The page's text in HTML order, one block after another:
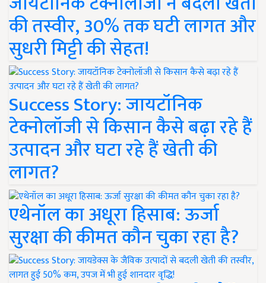
की तस्वीर, 30% तक घटी लागत और
सुधरी मिट्टी की सेहत!
Success Story: जायटॉनिक
टेक्नोलॉजी से किसान कैसे बढ़ा रहे हैं
उत्पादन और घटा रहे हैं खेती की
लागत?
एथेनॉल का अधूरा हिसाब: ऊर्जा
सुरक्षा की कीमत कौन चुका रहा है?